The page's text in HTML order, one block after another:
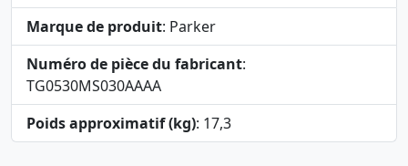
Marque de produit: Parker
Numéro de pièce du fabricant:
TG0530MS030AAAA
Poids approximatif (kg): 17,3